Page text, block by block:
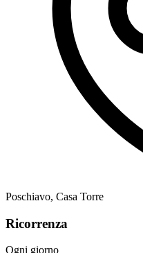
Poschiavo, Casa Torre
Ricorrenza
Ogni giorno